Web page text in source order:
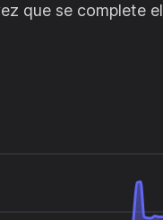
que se complete el